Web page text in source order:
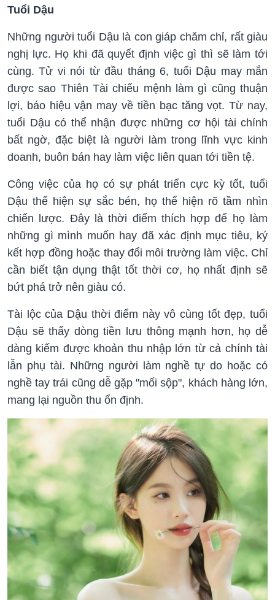
Tuổi Dậu
Những người tuổi Dậu là con giáp chăm chỉ, rất giàu
nghị lực. Họ khi đã quyết định việc gì thì sẽ làm tới
cùng. Tử vi nói từ đầu tháng 6, tuổi Dậu may mắn
được sao Thiên Tài chiếu mệnh làm gì cũng thuận
lợi, báo hiệu vận may về tiền bạc tăng vọt. Từ nay,
tuổi Dậu có thể nhận được những cơ hội tài chính
bất ngờ, đặc biệt là người làm trong lĩnh vực kinh
doanh, buôn bán hay làm việc liên quan tới tiền tệ.
Công việc của họ có sự phát triển cực kỳ tốt, tuổi
Dậu thể hiện sự sắc bén, họ thể hiện rõ tầm nhìn
chiến lược. Đây là thời điểm thích hợp để họ làm
những gì mình muốn hay đã xác định mục tiêu, ký
kết hợp đồng hoặc thay đổi môi trường làm việc. Chỉ
cần biết tận dụng thật tốt thời cơ, họ nhất định sẽ
bứt phá trở nên giàu có.
Tài lộc của Dậu thời điểm này vô cùng tốt đẹp, tuổi
Dậu sẽ thấy dòng tiền lưu thông mạnh hơn, họ dễ
dàng kiếm được khoản thu nhập lớn từ cả chính tài
lẫn phụ tài. Những người làm nghề tự do hoặc có
nghề tay trái cũng dễ gặp "mối sộp", khách hàng lớn,
mang lại nguồn thu ổn định.